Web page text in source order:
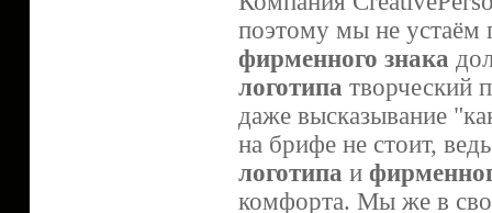
поэтому мы не устаём
фирменного знака
логотипа творческий
даже высказывание
на брифе не стоит,
логотипа и
комфорта. Мы же в